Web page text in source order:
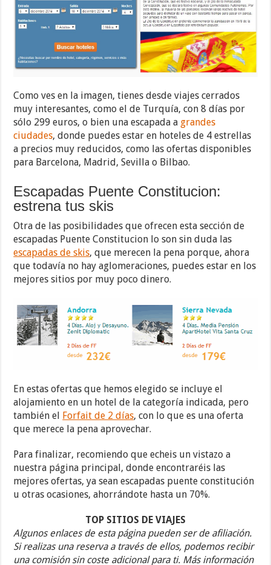
Como ves en la imagen, tienes desde viajes cerrados
muy interesantes, como el de Turquía, con 8 días por
sólo 299 euros, o bien una escapada a grandes
ciudades, donde puedes estar en hoteles de 4 estrellas
a precios muy reducidos, como las ofertas disponibles
para Barcelona, Madrid, Sevilla o Bilbao.
Escapadas Puente Constitucion:
estrena tus skis
Otra de las posibilidades que ofrecen esta sección de
escapadas Puente Constitucion lo son sin duda las
escapadas de skis, que merecen la pena porque, ahora
que todavía no hay aglomeraciones, puedes estar en los
mejores sitios por muy poco dinero.
En estas ofertas que hemos elegido se incluye el
alojamiento en un hotel de la categoría indicada, pero
también el Forfait de 2 días, con lo que es una oferta
que merece la pena aprovechar.
Para finalizar, recomiendo que echeis un vistazo a
nuestra página principal, donde encontraréis las
mejores ofertas, ya sean escapadas puente constitución
u otras ocasiones, ahorrándote hasta un 70%.
TOP SITIOS DE VIAJES
Algunos enlaces de esta página pueden ser de afiliación.
Si realizas una reserva a través de ellos, podemos recibir
una comisión sin coste adicional para ti. Más información